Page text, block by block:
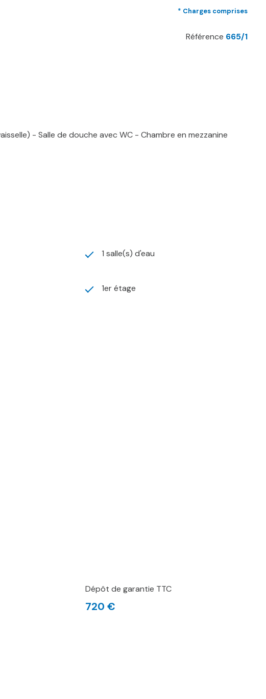
* Charges comprises
Référence 665/1
- Salle de douche avec WC - Chambre en mezzanine
1 salle(s) d'eau
1er étage
Dépôt de garantie TTC
720 €